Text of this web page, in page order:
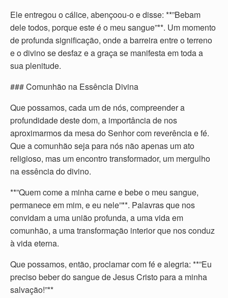
Ele entregou o cálice, abençoou-o e disse: **”Bebam
dele todos, porque este é o meu sangue”**. Um momento
de profunda significação, onde a barreira entre o terreno
e o divino se desfaz e a graça se manifesta em toda a
sua plenitude.
### Comunhão na Essência Divina
Que possamos, cada um de nós, compreender a
profundidade deste dom, a importância de nos
aproximarmos da mesa do Senhor com reverência e fé.
Que a comunhão seja para nós não apenas um ato
religioso, mas um encontro transformador, um mergulho
na essência do divino.
**”Quem come a minha carne e bebe o meu sangue,
permanece em mim, e eu nele”**. Palavras que nos
convidam a uma união profunda, a uma vida em
comunhão, a uma transformação interior que nos conduz
à vida eterna.
Que possamos, então, proclamar com fé e alegria: **”Eu
preciso beber do sangue de Jesus Cristo para a minha
salvação!”**